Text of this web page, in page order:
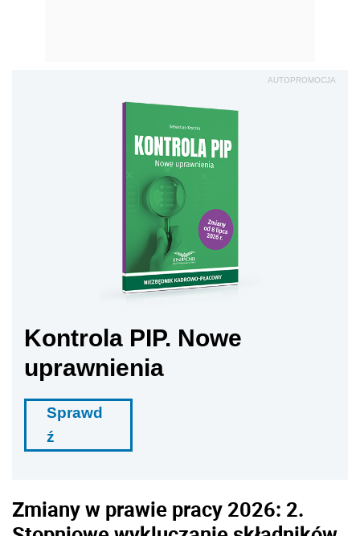
AUTOPROMOCJA
Kontrola PIP. Nowe
uprawnienia
Sprawd
ź
Zmiany w prawie pracy 2026: 2.